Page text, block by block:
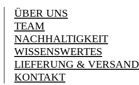
ÜBER UNS
TEAM
NACHHALTIGKEIT
WISSENSWERTES
LIEFERUNG & VERSAND
KONTAKT